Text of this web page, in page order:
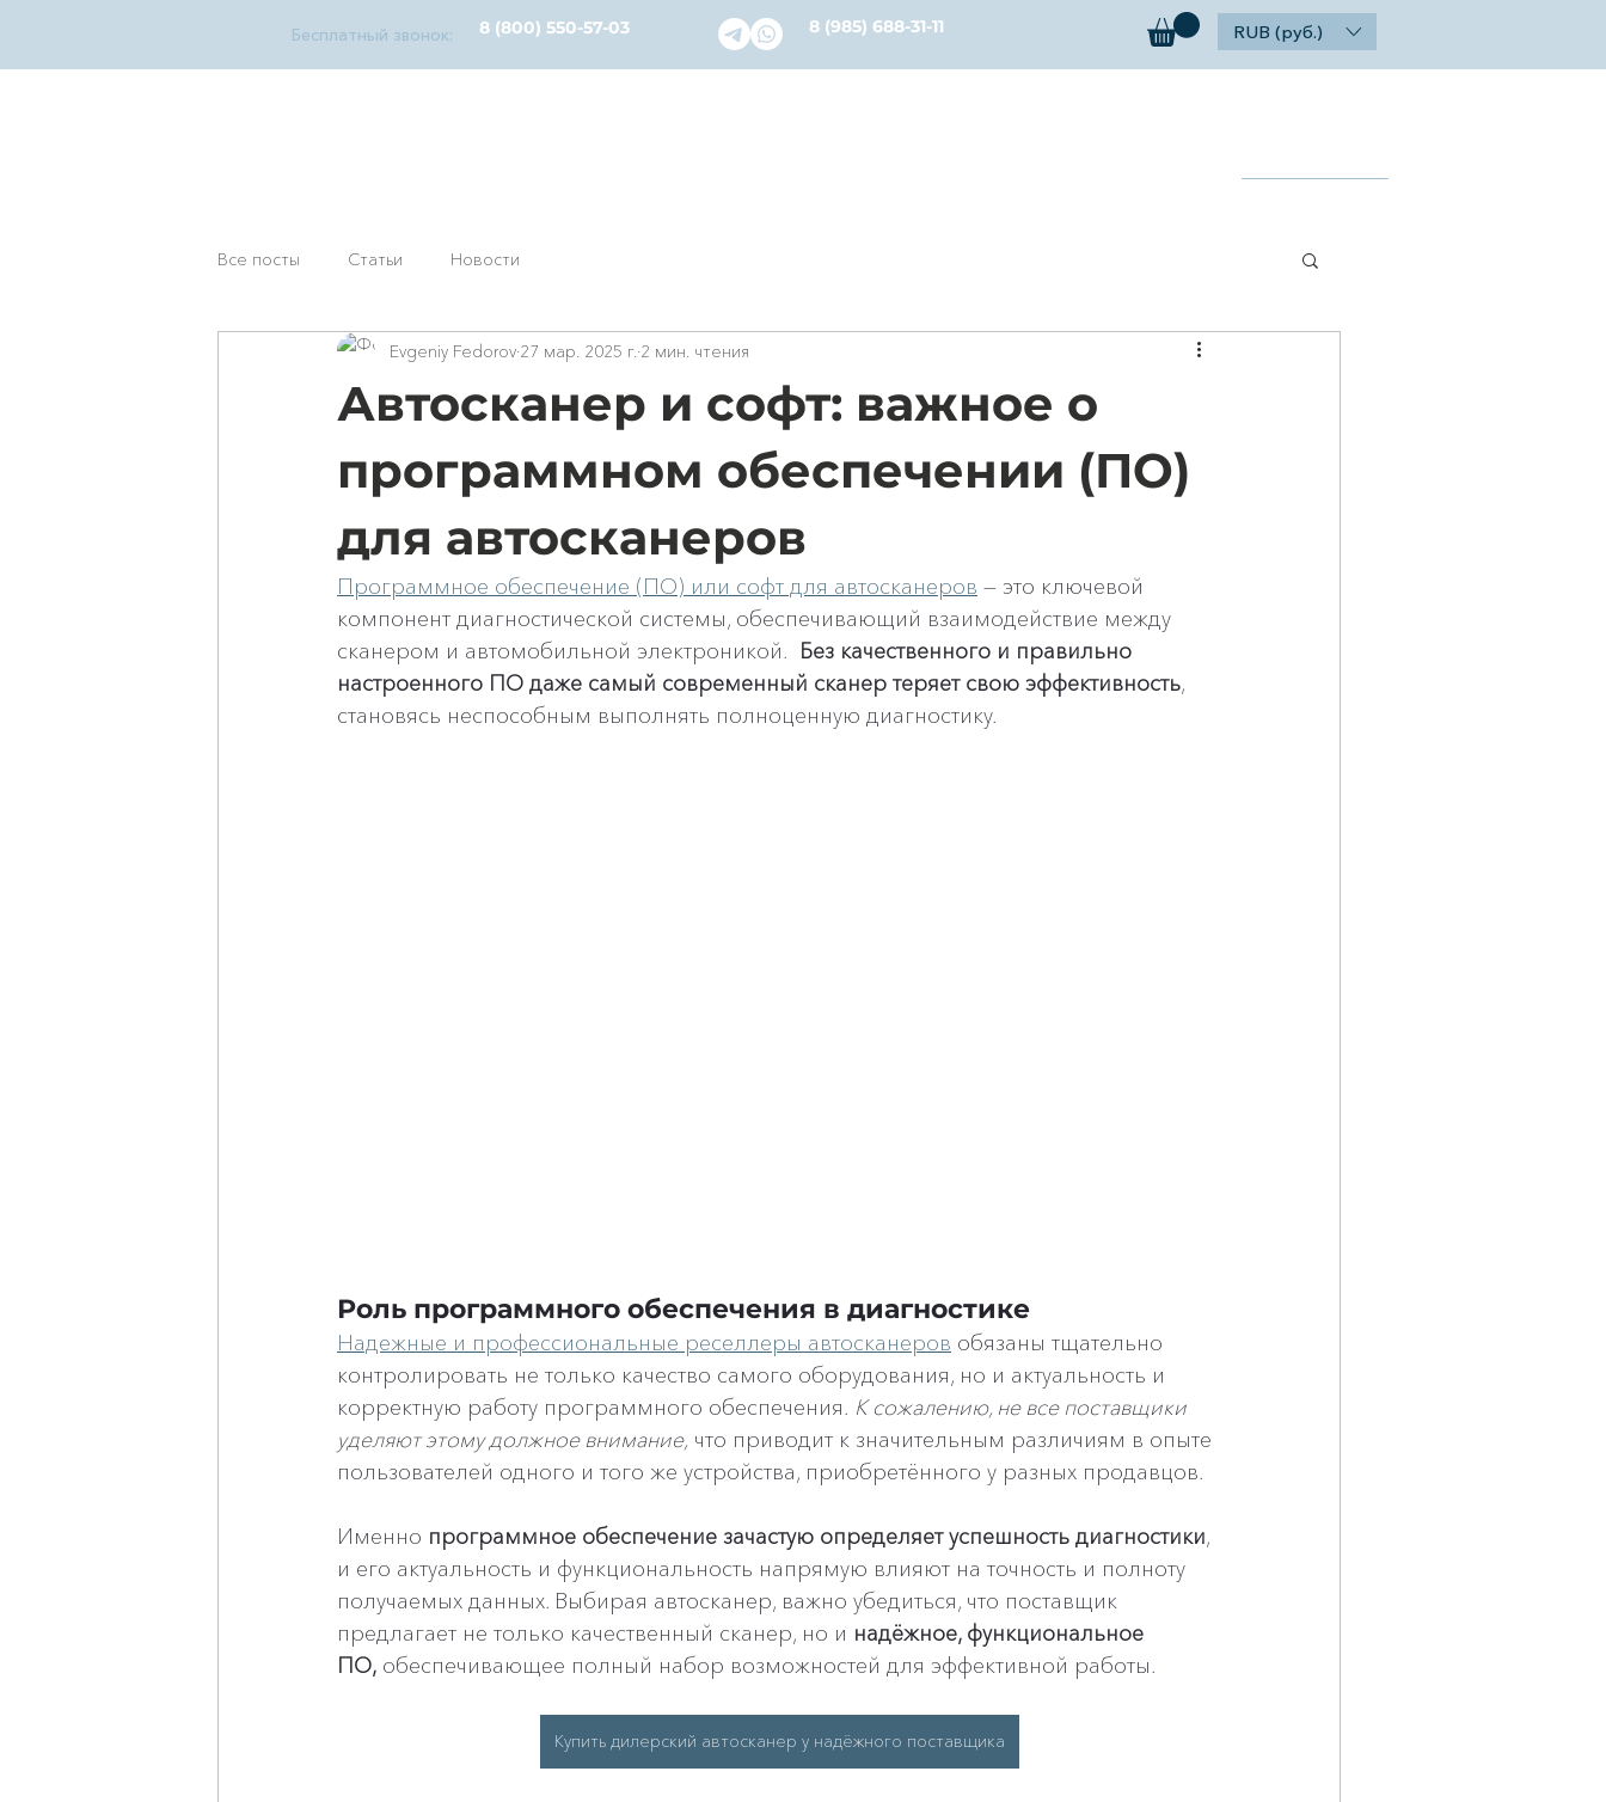
Бесплатный звонок: 8 (800) 550-57-03 8 (985) 688-31-11 RUB (руб.)
Все посты Статьи Новости
Автосканер и софт: важное о
программном обеспечении (ПО)
для автосканеров
Evgeniy Fedorov 27 мар. 2025 г. 2 мин. чтения
Программное обеспечение (ПО) или софт для автосканеров — это ключевой
компонент диагностической системы, обеспечивающий взаимодействие между
сканером и автомобильной электроникой. Без качественного и правильно
настроенного ПО даже самый современный сканер теряет свою эффективность,
становясь неспособным выполнять полноценную диагностику.
Роль программного обеспечения в диагностике
Надежные и профессиональные реселлеры автосканеров обязаны тщательно
контролировать не только качество самого оборудования, но и актуальность и
корректную работу программного обеспечения. К сожалению, не все поставщики
уделяют этому должное внимание, что приводит к значительным различиям в опыте
пользователей одного и того же устройства, приобретённого у разных продавцов.
Именно программное обеспечение зачастую определяет успешность диагностики,
и его актуальность и функциональность напрямую влияют на точность и полноту
получаемых данных. Выбирая автосканер, важно убедиться, что поставщик
предлагает не только качественный сканер, но и надёжное, функциональное
ПО, обеспечивающее полный набор возможностей для эффективной работы.
Купить дилерский автосканер у надёжного поставщика